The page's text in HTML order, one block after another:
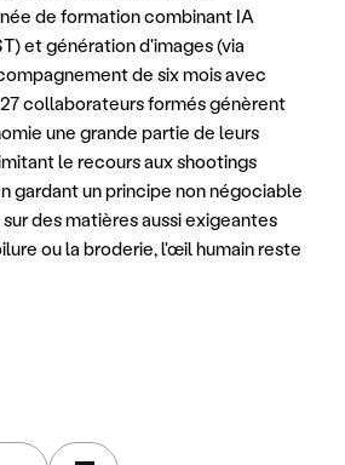
de formation combinant IA
et génération d'images (via
de six mois avec
collaborateurs formés génèrent
une grande partie de leurs
le recours aux shootings
gardant un principe non négociable
des matières aussi exigeantes
ou la broderie, l'œil humain reste